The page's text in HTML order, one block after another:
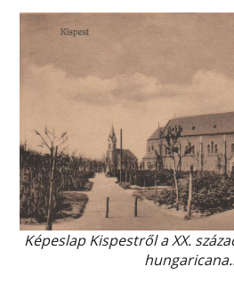
Képeslap Kispestről a XX.